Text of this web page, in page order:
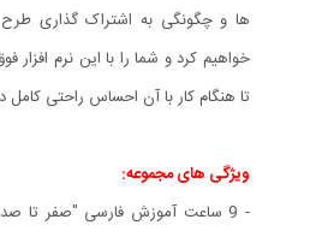
ها و چگونگی به اشتراک گذاری طرح
خواهیم کرد و شما را با این نرم افزار
تا هنگام کار با آن احساس راحتی کامل
ویژگی های مجموعه:
- 9 ساعت آموزش فارسی "صفر تا صد